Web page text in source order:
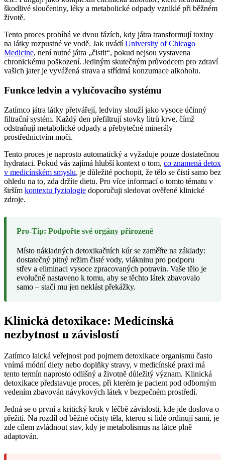
škodlivé sloučeniny, léky a metabolické odpady vzniklé při běžném
životě.
Tento proces probíhá ve dvou fázích, kdy játra transformují toxiny
na látky rozpustné ve vodě. Jak uvádíUniversity of Chicago
Medicine, není nutné játra „čistit“, pokud nejsou vystavena
chronickému poškození. Jediným skutečným průvodcem pro zdraví
vašich jater je vyvážená strava a střídmá konzumace alkoholu.
Funkce ledvin a vylučovacího systému
Zatímco játra látky přetvářejí, ledviny slouží jako vysoce účinný
filtrační systém. Každý den přefiltrují stovky litrů krve, čímž
odstraňují metabolické odpady a přebytečné minerály
prostřednictvím moči.
Tento proces je naprosto automatický a vyžaduje pouze dostatečnou
hydrataci. Pokud vás zajímá hlubší kontext o tom, co znamená detox
v medicínském smyslu, je důležité pochopit, že tělo se čistí samo bez
ohledu na to, zda držíte dietu. Pro více informací o tomto tématu v
širším kontextu fyziologie doporučuji sledovat ověřené klinické
zdroje.
Pro-Tip: Podpořte své orgány přirozeně
Místo nákladných detoxikačních kúr se zaměřte na základy:
dostatečný pitný režim čisté vody, vlákninu pro podporu
střev a eliminaci vysoce zpracovaných potravin. Vaše tělo je
evolučně nastaveno k tomu, aby se těchto látek zbavovalo
samo – stačí mu jen neklást překážky.
Klinická detoxikace: Medicínská
nezbytnost u závislostí
Zatímco laická veřejnost pod pojmem detoxikace organismu často
vnímá módní diety nebo doplňky stravy, v medicínské praxi má
tento termín naprosto odlišný a životně důležitý význam. Klinická
detoxikace představuje proces, při kterém je pacient pod odborným
vedením zbavován návykových látek v bezpečném prostředí.
Jedná se o první a kritický krok v léčbě závislosti, kde jde doslova o
přežití. Na rozdíl od běžné očisty těla, kterou si lidé ordinují sami, je
zde cílem zvládnout stav, kdy je metabolismus na látce plně
adaptován.